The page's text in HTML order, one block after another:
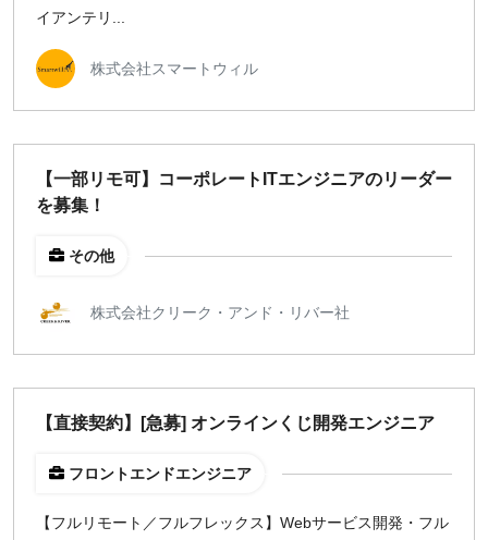
イアンテリ...
株式会社スマートウィル
【一部リモ可】コーポレートITエンジニアのリーダー
を募集！
その他
株式会社クリーク・アンド・リバー社
【直接契約】[急募] オンラインくじ開発エンジニア
フロントエンドエンジニア
【フルリモート／フルフレックス】Webサービス開発・フル